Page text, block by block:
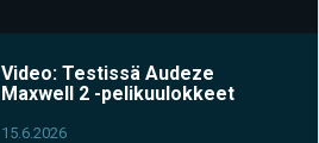
Video: Testissä Audeze
Maxwell 2 -pelikuulokkeet
15.6.2026